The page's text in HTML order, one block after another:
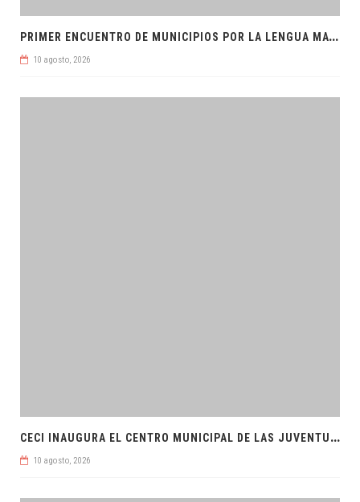
P
RIMER ENCUENTRO DE MUNICIPIOS POR LA LENGUA MAYA
10 agosto, 2026
C
ECI INAUGURA EL CENTRO MUNICIPAL DE LAS JUVENTUDES
10 agosto, 2026